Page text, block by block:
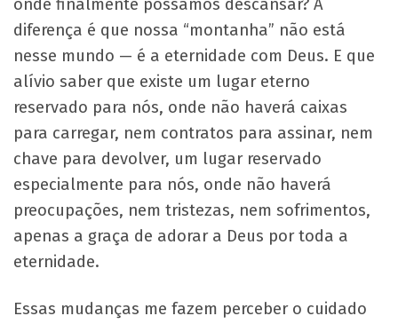
onde finalmente possamos descansar? A
diferença é que nossa “montanha” não está
nesse mundo — é a eternidade com Deus. E que
alívio saber que existe um lugar eterno
reservado para nós, onde não haverá caixas
para carregar, nem contratos para assinar, nem
chave para devolver, um lugar reservado
especialmente para nós, onde não haverá
preocupações, nem tristezas, nem sofrimentos,
apenas a graça de adorar a Deus por toda a
eternidade.
Essas mudanças me fazem perceber o cuidado